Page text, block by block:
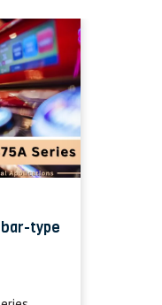
type